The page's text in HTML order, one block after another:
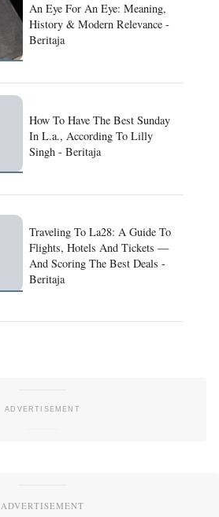
An Eye For An Eye: Meaning,
History & Modern Relevance -
Beritaja
How To Have The Best Sunday
In L.a., According To Lilly
Singh - Beritaja
Traveling To La28: A Guide To
Flights, Hotels And Tickets —
And Scoring The Best Deals -
Beritaja
ADVERTISEMENT